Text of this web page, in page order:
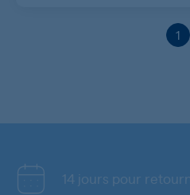
1
14 jours pour